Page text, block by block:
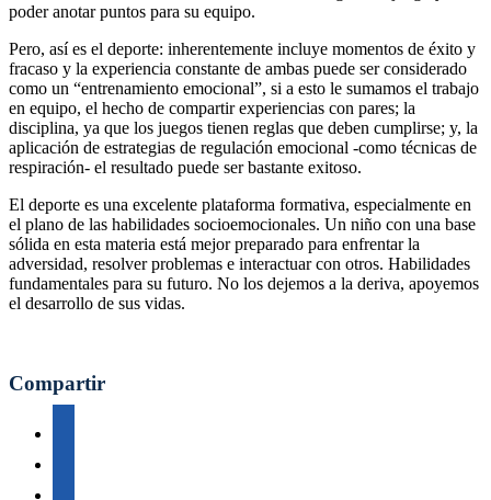
poder anotar puntos para su equipo.
Pero, así es el deporte: inherentemente incluye momentos de éxito y
fracaso y la experiencia constante de ambas puede ser considerado
como un “entrenamiento emocional”, si a esto le sumamos el trabajo
en equipo, el hecho de compartir experiencias con pares; la
disciplina, ya que los juegos tienen reglas que deben cumplirse; y, la
aplicación de estrategias de regulación emocional -como técnicas de
respiración- el resultado puede ser bastante exitoso.
El deporte es una excelente plataforma formativa, especialmente en
el plano de las habilidades socioemocionales. Un niño con una base
sólida en esta materia está mejor preparado para enfrentar la
adversidad, resolver problemas e interactuar con otros. Habilidades
fundamentales para su futuro. No los dejemos a la deriva, apoyemos
el desarrollo de sus vidas.
Compartir